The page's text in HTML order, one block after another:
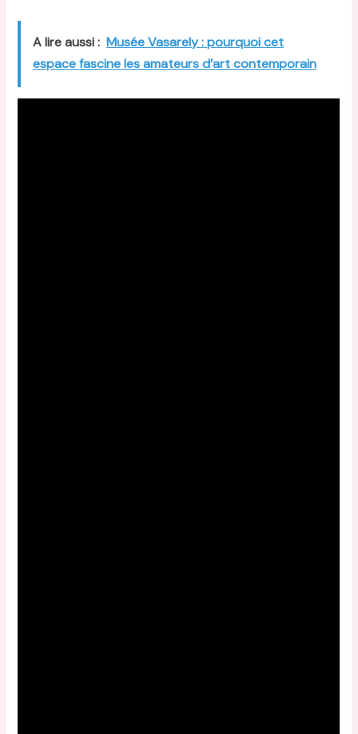
A lire aussi : Musée Vasarely : pourquoi cet
espace fascine les amateurs d’art contemporain